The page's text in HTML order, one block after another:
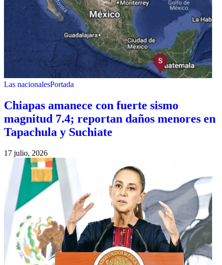
Las nacionalesPortada
Chiapas amanece con fuerte sismo
magnitud 7.4; reportan daños menores en
Tapachula y Suchiate
17 julio, 2026